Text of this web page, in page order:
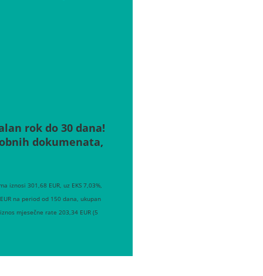
rok do 30 dana!
dokumenata,
iznosi 301,68 EUR, uz EKS 7,03%,
na period od 150 dana, ukupan
mjesečne rate 203,34 EUR (5